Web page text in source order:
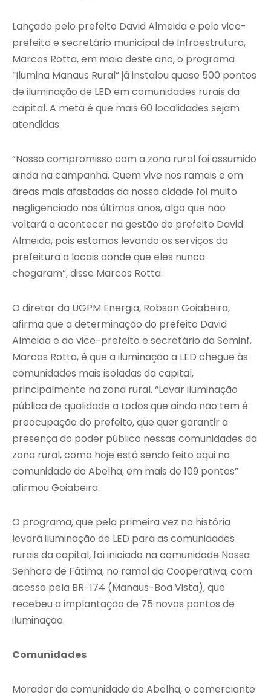
Lançado pelo prefeito David Almeida e pelo vice-
prefeito e secretário municipal de Infraestrutura,
Marcos Rotta, em maio deste ano, o programa
“Ilumina Manaus Rural” já instalou quase 500 pontos
de iluminação de LED em comunidades rurais da
capital. A meta é que mais 60 localidades sejam
atendidas.
“Nosso compromisso com a zona rural foi assumido
ainda na campanha. Quem vive nos ramais e em
áreas mais afastadas da nossa cidade foi muito
negligenciado nos últimos anos, algo que não
voltará a acontecer na gestão do prefeito David
Almeida, pois estamos levando os serviços da
prefeitura a locais aonde que eles nunca
chegaram”, disse Marcos Rotta.
O diretor da UGPM Energia, Robson Goiabeira,
afirma que a determinação do prefeito David
Almeida e do vice-prefeito e secretário da Seminf,
Marcos Rotta, é que a iluminação a LED chegue às
comunidades mais isoladas da capital,
principalmente na zona rural. “Levar iluminação
pública de qualidade a todos que ainda não tem é
preocupação do prefeito, que quer garantir a
presença do poder público nessas comunidades da
zona rural, como hoje está sendo feito aqui na
comunidade do Abelha, em mais de 109 pontos”
afirmou Goiabeira.
O programa, que pela primeira vez na história
levará iluminação de LED para as comunidades
rurais da capital, foi iniciado na comunidade Nossa
Senhora de Fátima, no ramal da Cooperativa, com
acesso pela BR-174 (Manaus-Boa Vista), que
recebeu a implantação de 75 novos pontos de
iluminação.
Comunidades
Morador da comunidade do Abelha, o comerciante